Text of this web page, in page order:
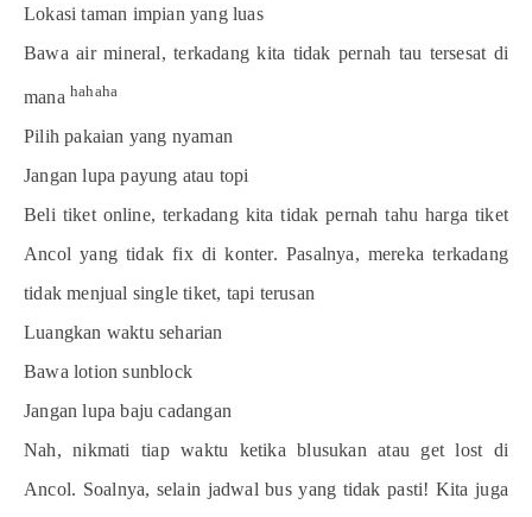
Lokasi taman impian yang luas
Bawa air mineral, terkadang kita tidak pernah tau tersesat di
mana hahaha
Pilih pakaian yang nyaman
Jangan lupa payung atau topi
Beli tiket online, terkadang kita tidak pernah tahu harga tiket
Ancol yang tidak fix di konter. Pasalnya, mereka terkadang
tidak menjual single tiket, tapi terusan
Luangkan waktu seharian
Bawa lotion sunblock
Jangan lupa baju cadangan
Nah, nikmati tiap waktu ketika blusukan atau get lost di
Ancol. Soalnya, selain jadwal bus yang tidak pasti! Kita juga